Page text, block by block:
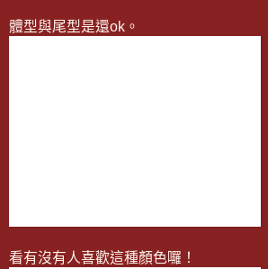
體型與尾型是還ok。
看有沒有人喜歡這種顏色囉！